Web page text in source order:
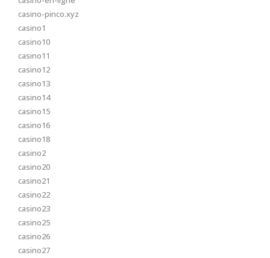
casino-pinco.xyz
casino1
casino10
casino11
casino12
casino13
casino14
casino15
casino16
casino18
casino2
casino20
casino21
casino22
casino23
casino25
casino26
casino27